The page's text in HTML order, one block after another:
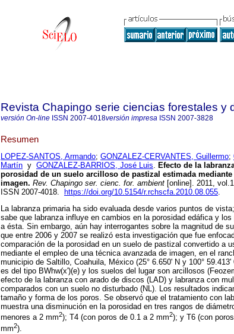
Revista Chapingo serie ciencias forestales y
versión On-line ISSN 2007-4018versión impresa ISSN 2007-3828
Resumen
LOPEZ-SANTOS, Armando; GONZALEZ-CERVANTES, Guillermo;
Martín y GONZALEZ-BARRIOS, José Luis. Efecto de la
porosidad de un suelo arcilloso de pastizal estimada
imagen. Rev. Chapingo ser. cienc. for. ambient [online]. 2011,
ISSN 2007-4018.
https://doi.org/10.5154/r.rchscfa.2010.08.055.
La labranza primaria ha sido evaluada desde varios puntos de
sabe que labranza influye en cambios en la porosidad edáfica y
a ésta. Sin embargo, aún hay interrogantes sobre la magnitud de
que entre 2006 y 2007 se realizó esta investigación que fue
comparación de la porosidad en un suelo de pastizal convertido a
mediante el empleo de una técnica avanzada de imagen, en el
municipio de Saltillo, Coahuila, México (25° 6.650' N y 100°
es del tipo BWhw(x')(e) y los suelos del lugar son arcillosos
efecto de la labranza con arado de discos (LAD) y labranza con
comparados con un suelo no disturbado (NL). Los resultados
tamaño y forma de los poros. Se observó que el tratamiento con
muestra una disminución en la porosidad en tres rangos de
menores a 2 mm2); T4 (con poros de 0.1 a 2 mm2); y T6 (con
mm2).